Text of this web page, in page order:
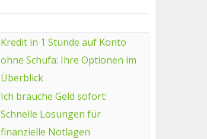
Kredit in 1 Stunde auf Konto
ohne Schufa: Ihre Optionen im
Überblick
Ich brauche Geld sofort:
Schnelle Lösungen für
finanzielle Notlagen